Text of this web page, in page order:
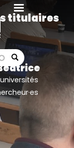
search
titulaires